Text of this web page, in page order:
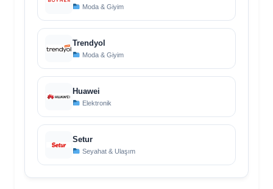
Moda & Giyim
Trendyol
Moda & Giyim
Huawei
Elektronik
Setur
Seyahat & Ulaşım